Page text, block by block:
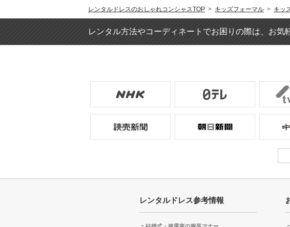
レンタルドレスのおしゃれコンシャスTOP > キッズフォーマル > キッ
レンタル方法やコーディネートでお困りの際は、お気
レンタルドレス参考情報